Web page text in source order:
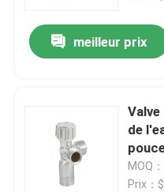
Soupape à gaz en laiton
Clapet anti-retour en
Valve à flotteurs en
meilleur prix
de
MOQ
Prix：